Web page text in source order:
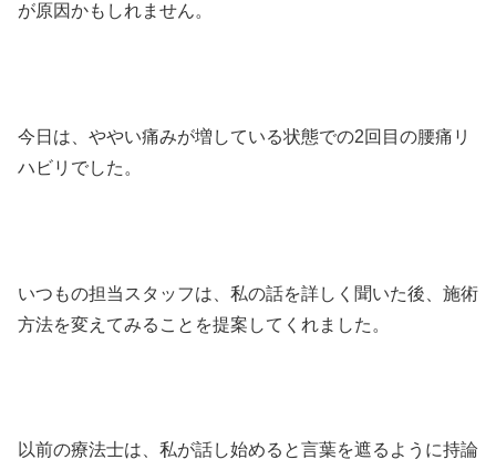
が原因かもしれません。
今日は、ややい痛みが増している状態での2回目の腰痛リ
ハビリでした。
いつもの担当スタッフは、私の話を詳しく聞いた後、施術
方法を変えてみることを提案してくれました。
以前の療法士は、私が話し始めると言葉を遮るように持論